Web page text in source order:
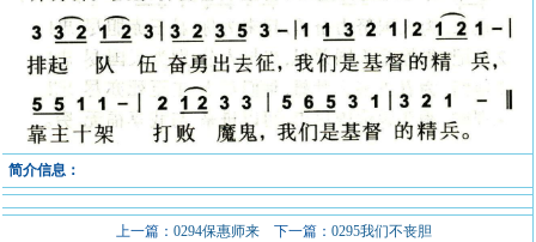
简介信息：
上一篇： 0294保惠师来下一篇： 0295我们不丧胆